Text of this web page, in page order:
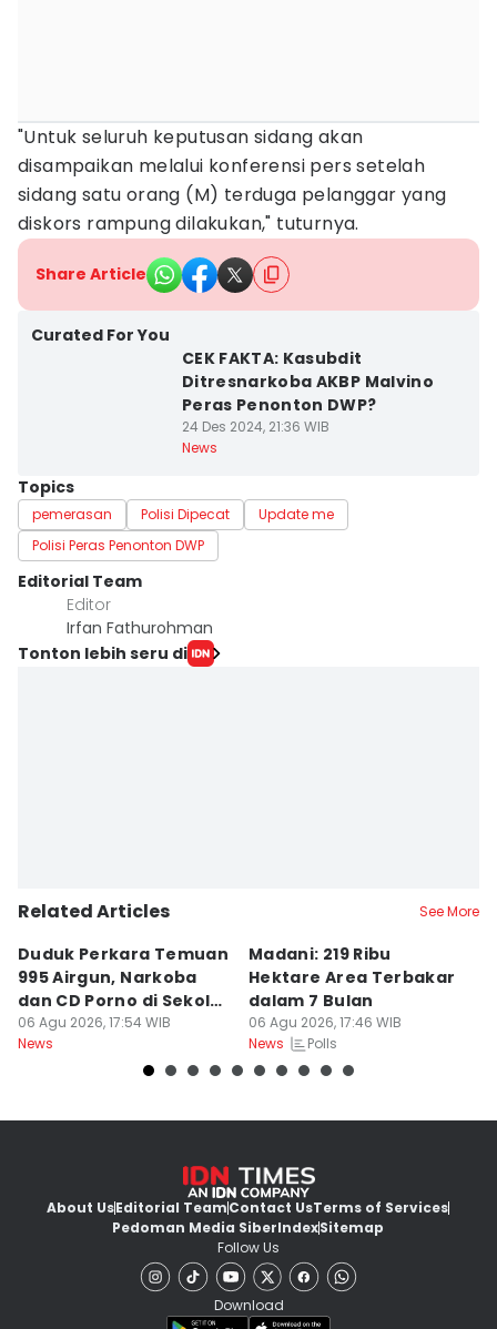
"Untuk seluruh keputusan sidang akan
disampaikan melalui konferensi pers setelah
sidang satu orang (M) terduga pelanggar yang
diskors rampung dilakukan," tuturnya.
Share Article
Curated For You
CEK FAKTA: Kasubdit
Ditresnarkoba AKBP Malvino
Peras Penonton DWP?
24 Des 2024, 21:36 WIB
News
Topics
pemerasan Polisi Dipecat
Update me
Polisi Peras Penonton DWP
Editorial Team
Editor
Irfan Fathurohman
Tonton lebih seru di
Related Articles See More
Duduk Perkara Temuan
995 Airgun, Narkoba
dan CD Porno di Sekolah
Jaksel
06 Agu 2026, 17:54 WIB
News
Madani: 219 Ribu
Hektare Area Terbakar
dalam 7 Bulan
06 Agu 2026, 17:46 WIB
News
Polls
About UsEditorial TeamContact UsTerms of Services
Pedoman Media SiberIndexSitemap
Follow Us
Download